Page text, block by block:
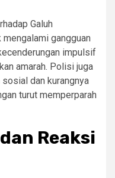
Galuh
gangguan
impulsif
amarah. Polisi juga
dan kurangnya
turut memperparah
Reaksi